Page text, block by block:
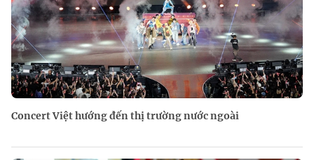
Concert Việt hướng đến thị trường nước ngoài